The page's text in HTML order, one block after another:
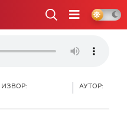
ИЗВОР: АУТОР: